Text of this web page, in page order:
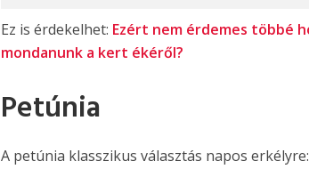
Ez is érdekelhet: Ezért nem érdemes többé
mondanunk a kert ékéről?
Petúnia
A petúnia klasszikus választás napos